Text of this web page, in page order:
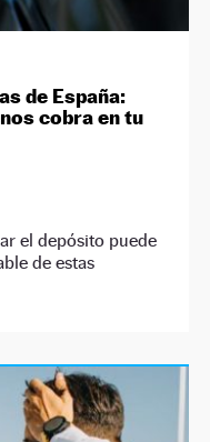
de España:
cobra en tu
el depósito puede
de estas